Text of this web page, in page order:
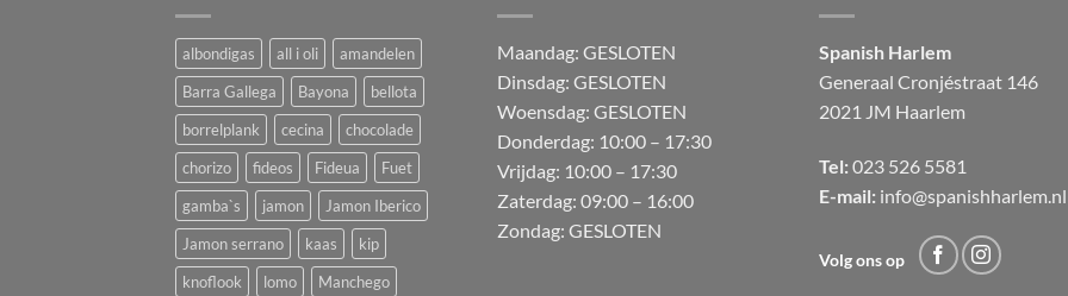
albondigas all i oli
amandelen
Barra Gallega
Bayona
bellota
borrelplank
cecina
chocolade
chorizo
fideos Fideua
Fuet
gamba`s
jamon
Jamon Iberico
Jamon serrano
kaas
kip
knoflook
lomo Manchego
Maandag: GESLOTEN
Dinsdag: GESLOTEN
Woensdag: GESLOTEN
Donderdag: 10:00 – 17:30
Vrijdag: 10:00 – 17:30
Zaterdag: 09:00 – 16:00
Zondag: GESLOTEN
Spanish Harlem
Generaal Cronjéstraat 146
2021 JM Haarlem
Tel: 023 526 5581
E-mail: info@spanishharlem.nl
Volg ons op